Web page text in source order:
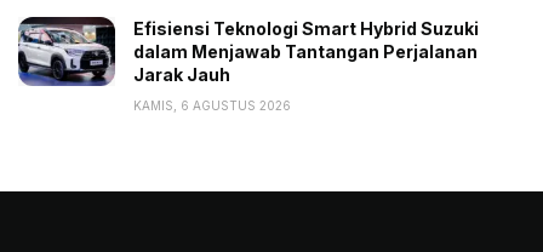
Pemerintah Daerah.
Tags: Akselerasi Mobil Listrik Kemenperin
Mobil ICE
Tetap Diproduksi
Efisiensi Teknologi Smart Hybrid Suzuki
dalam Menjawab Tantangan Perjalanan
Jarak Jauh
KAMIS, 6 AGUSTUS 2026